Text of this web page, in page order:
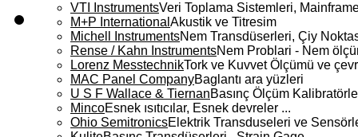
VTI InstrumentsVeri Toplama Sistemleri,
M+P International Akustik ve Titresim
Michell InstrumentsNem Transdüserleri, Çiy
Rense / Kahn InstrumentsNem Problari - Nem
Lorenz MesstechnikTork ve Kuvvet Ölçümü ve
MAC Panel CompanyBaglantı ara yüzleri
U S F Wallace & TiernanBasınç Ölçüm
MincoEsnek ısıtıcılar, Esnek devreler ...
Ohio SemitronicsElektrik Transduseleri ve